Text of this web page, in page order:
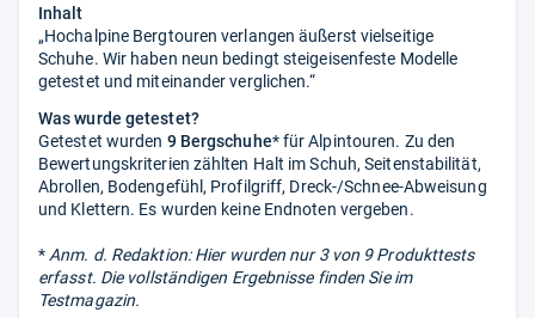
Inhalt
„Hochalpine Bergtouren verlangen äußerst vielseitige
Schuhe. Wir haben neun bedingt steigeisenfeste Modelle
getestet und miteinander verglichen.“
Was wurde getestet?
Getestet wurden 9 Bergschuhe* für Alpintouren. Zu den
Bewertungskriterien zählten Halt im Schuh, Seitenstabilität,
Abrollen, Bodengefühl, Profilgriff, Dreck-/Schnee-Abweisung
und Klettern. Es wurden keine Endnoten vergeben.
* Anm. d. Redaktion: Hier wurden nur 3 von 9 Produkttests
erfasst. Die vollständigen Ergebnisse finden Sie im
Testmagazin.